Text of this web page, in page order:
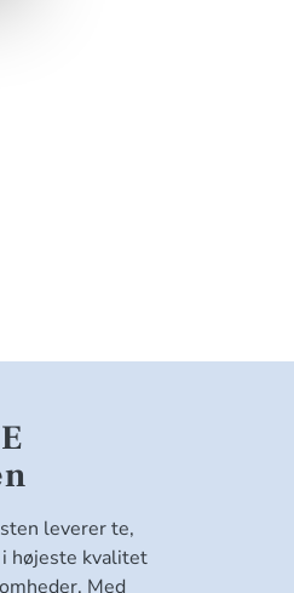
leverer te,
højeste kvalitet
Med